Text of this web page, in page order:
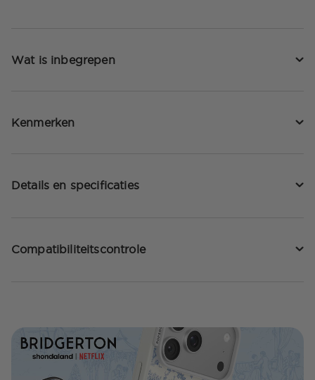
Wat is inbegrepen
Kenmerken
Details en specificaties
Compatibiliteitscontrole